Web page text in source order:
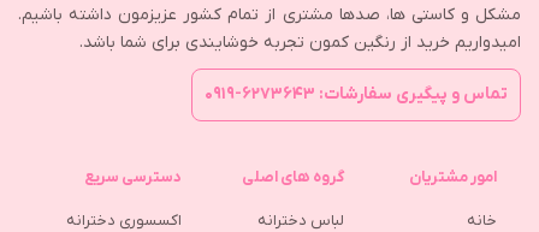
مشکل و کاستی ها، صدها مشتری از تمام کشور عزیزمون داشته باشیم.
امیدواریم خرید از رنگین کمون تجربه خوشایندی برای شما باشد.
تماس و پیگیری سفارشات: ۶۲۷۳۶۴۳-۰۹۱۹
امور مشتریان
خانه
گروه های اصلی
لباس دخترانه
دسترسی سریع
اکسسوری دخترانه